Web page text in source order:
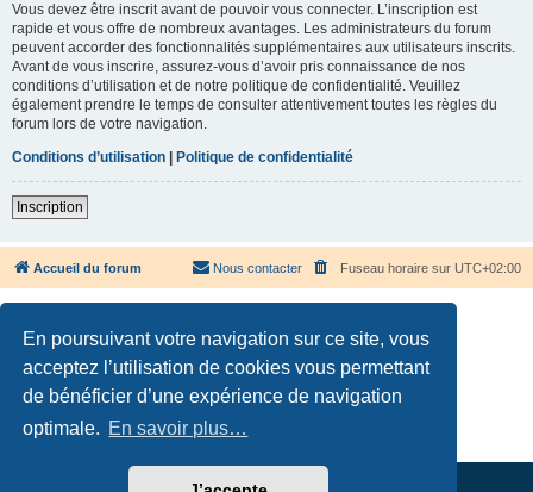
En poursuivant votre navigation sur ce site, vous
acceptez l’utilisation de cookies vous permettant
de bénéficier d’une expérience de navigation
optimale. En savoir plus…
Vous devez être inscrit avant de pouvoir vous connecter. L’inscription est
rapide et vous offre de nombreux avantages. Les administrateurs du forum
peuvent accorder des fonctionnalités supplémentaires aux utilisateurs inscrits.
Avant de vous inscrire, assurez-vous d’avoir pris connaissance de nos
conditions d’utilisation et de notre politique de confidentialité. Veuillez
également prendre le temps de consulter attentivement toutes les règles du
forum lors de votre navigation.
Conditions d’utilisation
Politique de confidentialité
Inscription
Accueil du forum Fuseau horaire sur UTC+02:00
Nous contacter
Développé parphpBB® Forum Software © phpBB Limited
Confidentialité